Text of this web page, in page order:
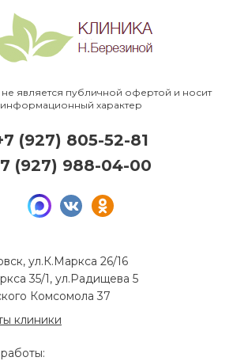
является публичной офертой и носит
информационный характер
ул.К.Маркса 26/16
35/1, ул.Радищева 5
Комсомола 37
клиники
(927) 805-52-81
(927) 988-04-00